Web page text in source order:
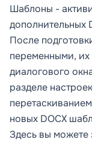
Шаблоны -
дополнительных
После
переменными,
диалогового
разделе
новых DOCX
Здесь вы можете